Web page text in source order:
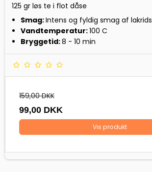
125 gr løs te i flot dåse
Smag:Intens og fyldig smag af lakrids
Vandtemperatur:100 C
Bryggetid:8 - 10 min
159,00 DKK
99,00 DKK
Vis produkt